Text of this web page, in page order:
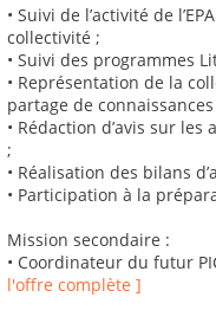
• Suivi de l’activité de
collectivité ;
• Suivi des programmes
• Représentation de la
partage de connaissances
• Rédaction d’avis sur les
;
• Réalisation des bilans
• Participation à la
Mission secondaire :
• Coordinateur du futur
l'offre complète ]